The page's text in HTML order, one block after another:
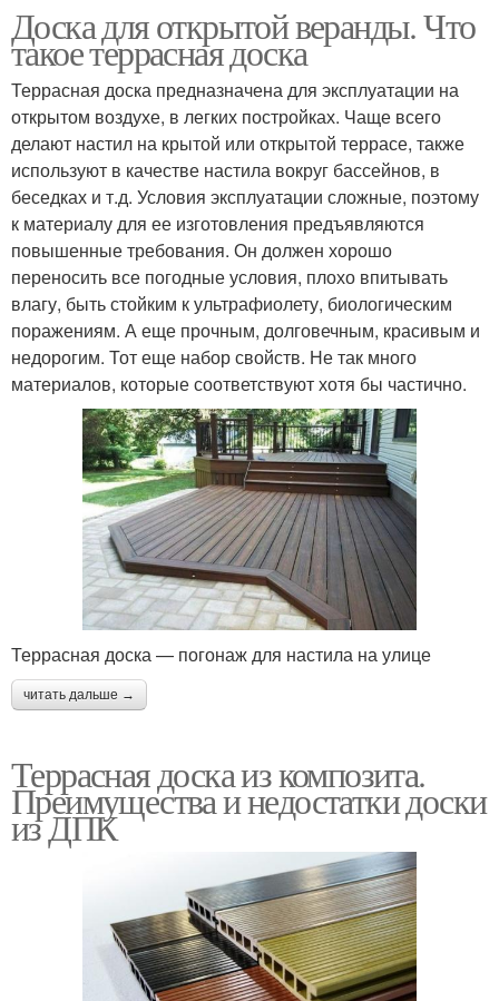
Доска для открытой веранды. Что
такое террасная доска
Террасная доска предназначена для эксплуатации на
открытом воздухе, в легких постройках. Чаще всего
делают настил на крытой или открытой террасе, также
используют в качестве настила вокруг бассейнов, в
беседках и т.д. Условия эксплуатации сложные, поэтому
к материалу для ее изготовления предъявляются
повышенные требования. Он должен хорошо
переносить все погодные условия, плохо впитывать
влагу, быть стойким к ультрафиолету, биологическим
поражениям. А еще прочным, долговечным, красивым и
недорогим. Тот еще набор свойств. Не так много
материалов, которые соответствуют хотя бы частично.
Террасная доска — погонаж для настила на улице
читать дальше →
Террасная доска из композита.
Преимущества и недостатки доски
из ДПК